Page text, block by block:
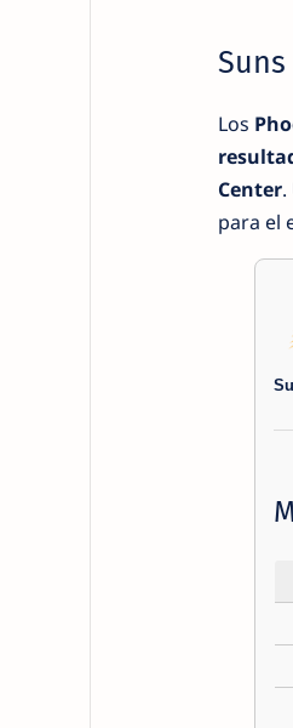
Los
Center.
para el